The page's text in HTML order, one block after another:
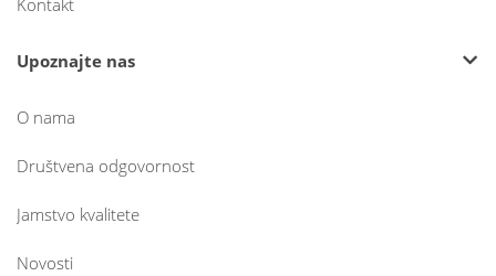
Kontakt
Upoznajte nas
O nama
Društvena odgovornost
Jamstvo kvalitete
Novosti